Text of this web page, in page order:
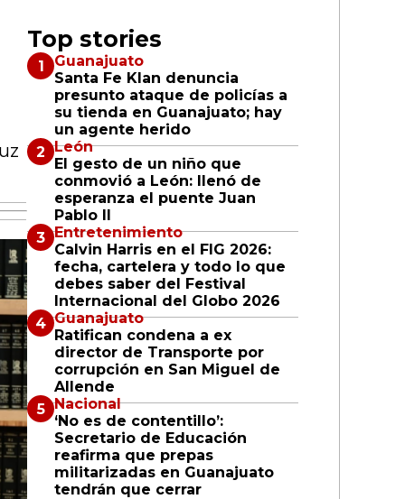
Top stories
Guanajuato
Santa Fe Klan denuncia
presunto ataque de policías a
su tienda en Guanajuato; hay
un agente herido
León
El gesto de un niño que
conmovió a León: llenó de
esperanza el puente Juan
Pablo II
Entretenimiento
Calvin Harris en el FIG 2026:
fecha, cartelera y todo lo que
debes saber del Festival
Internacional del Globo 2026
Guanajuato
Ratifican condena a ex
director de Transporte por
corrupción en San Miguel de
Allende
Nacional
‘No es de contentillo’:
Secretario de Educación
reafirma que prepas
militarizadas en Guanajuato
tendrán que cerrar